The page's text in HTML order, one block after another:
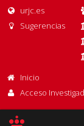
urjc.es
Sugerencias
Inicio
Acceso